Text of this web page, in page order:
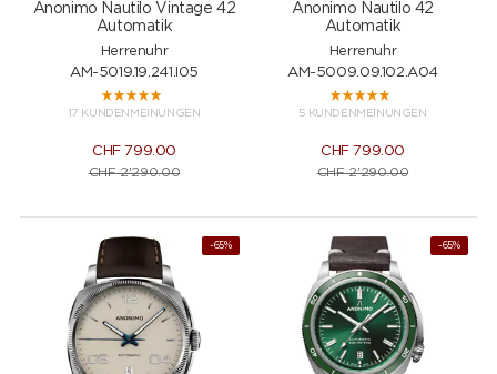
Anonimo Nautilo Vintage 42
Automatik
Herrenuhr
AM-5019.19.241.I05
17 KUNDENMEINUNGEN
CHF 799.00
CHF2'290.00
Anonimo Nautilo 42
Automatik
Herrenuhr
AM-5009.09.102.A04
5 KUNDENMEINUNGEN
CHF 799.00
CHF2'290.00
-65% -65%